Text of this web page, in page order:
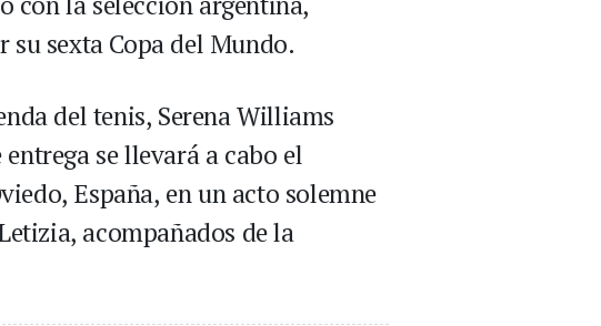
sexta Copa del Mundo.
del tenis, Serena Williams
se llevará a cabo el
España, en un acto solemne
acompañados de la